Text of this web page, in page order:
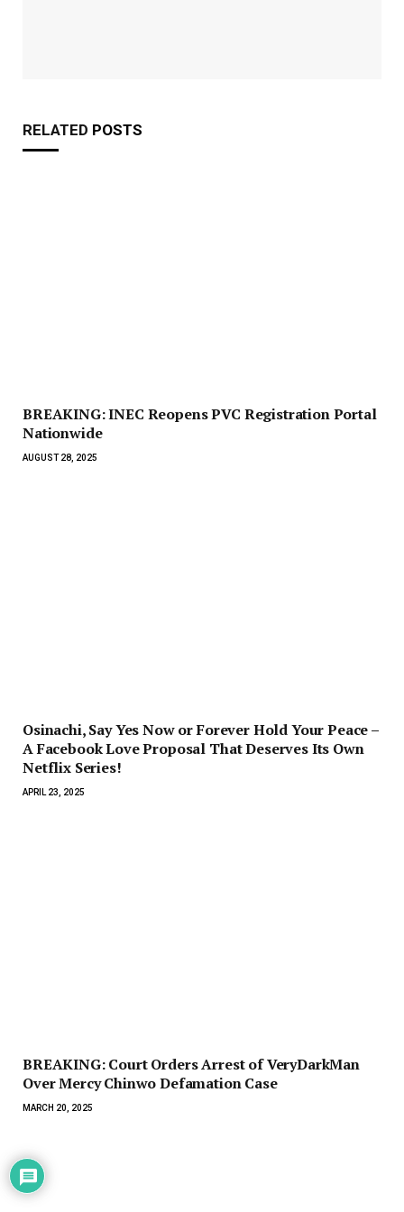
RELATED POSTS
BREAKING: INEC Reopens PVC Registration Portal
Nationwide
AUGUST 28, 2025
Osinachi, Say Yes Now or Forever Hold Your Peace –
A Facebook Love Proposal That Deserves Its Own
Netflix Series!
APRIL 23, 2025
BREAKING: Court Orders Arrest of VeryDarkMan
Over Mercy Chinwo Defamation Case
MARCH 20, 2025